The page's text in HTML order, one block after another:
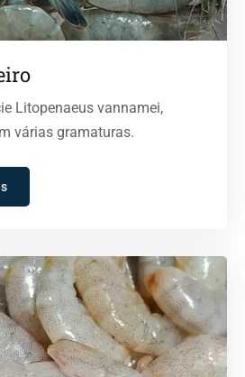
Litopenaeus vannamei,
várias gramaturas.